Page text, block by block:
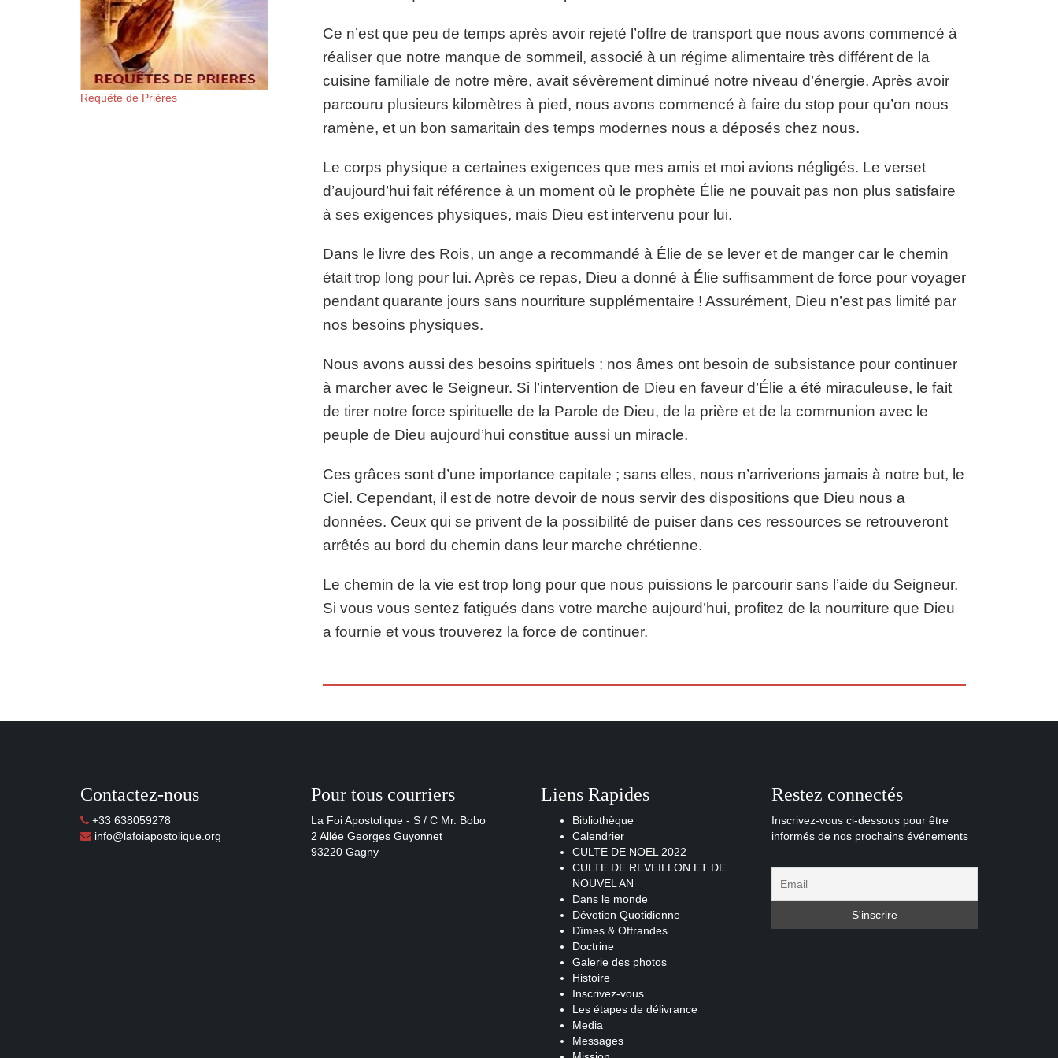
Requête de Prières
Ce n’est que peu de temps après avoir rejeté l’offre de transport que nous avons commencé à
réaliser que notre manque de sommeil, associé à un régime alimentaire très différent de la
cuisine familiale de notre mère, avait sévèrement diminué notre niveau d’énergie. Après avoir
parcouru plusieurs kilomètres à pied, nous avons commencé à faire du stop pour qu’on nous
ramène, et un bon samaritain des temps modernes nous a déposés chez nous.
Le corps physique a certaines exigences que mes amis et moi avions négligés. Le verset
d’aujourd’hui fait référence à un moment où le prophète Élie ne pouvait pas non plus satisfaire
à ses exigences physiques, mais Dieu est intervenu pour lui.
Dans le livre des Rois, un ange a recommandé à Élie de se lever et de manger car le chemin
était trop long pour lui. Après ce repas, Dieu a donné à Élie suffisamment de force pour voyager
pendant quarante jours sans nourriture supplémentaire ! Assurément, Dieu n’est pas limité par
nos besoins physiques.
Nous avons aussi des besoins spirituels : nos âmes ont besoin de subsistance pour continuer
à marcher avec le Seigneur. Si l’intervention de Dieu en faveur d’Élie a été miraculeuse, le fait
de tirer notre force spirituelle de la Parole de Dieu, de la prière et de la communion avec le
peuple de Dieu aujourd’hui constitue aussi un miracle.
Ces grâces sont d’une importance capitale ; sans elles, nous n’arriverions jamais à notre but, le
Ciel. Cependant, il est de notre devoir de nous servir des dispositions que Dieu nous a
données. Ceux qui se privent de la possibilité de puiser dans ces ressources se retrouveront
arrêtés au bord du chemin dans leur marche chrétienne.
Le chemin de la vie est trop long pour que nous puissions le parcourir sans l’aide du Seigneur.
Si vous vous sentez fatigués dans votre marche aujourd’hui, profitez de la nourriture que Dieu
a fournie et vous trouverez la force de continuer.
Contactez-nous
+33 638059278
info@lafoiapostolique.org
Pour tous courriers
La Foi Apostolique - S / C Mr. Bobo
2 Allée Georges Guyonnet
93220 Gagny
Liens Rapides
Bibliothèque
Calendrier
CULTE DE NOEL 2022
CULTE DE REVEILLON ET DE
NOUVEL AN
Dans le monde
Dévotion Quotidienne
Dîmes & Offrandes
Doctrine
Galerie des photos
Histoire
Inscrivez-vous
Les étapes de délivrance
Media
Messages
Restez connectés
Inscrivez-vous ci-dessous pour être
informés de nos prochains événements